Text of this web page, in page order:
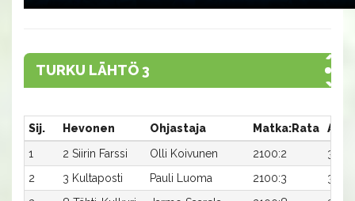
TURKU LÄHTÖ 3
Sij. Hevonen Ohjastaja Matka:Rata
Aika
1
2 Siirin Farssi Olli Koivunen 2100:2
31,2a
2
3 Kultaposti Pauli Luoma 2100:3